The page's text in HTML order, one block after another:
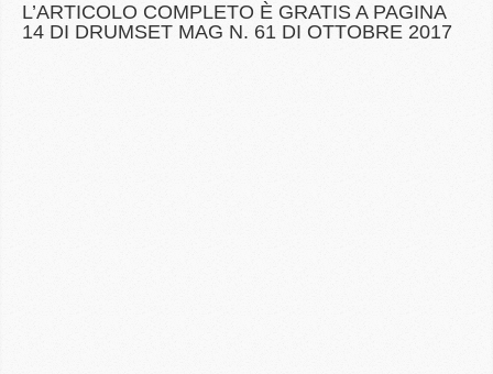
L’ARTICOLO COMPLETO È GRATIS A PAGINA
14 DI DRUMSET MAG N. 61 DI OTTOBRE 2017